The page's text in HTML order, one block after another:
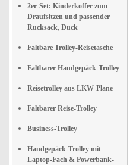
2er-Set: Kinderkoffer zum
Draufsitzen und passender
Rucksack, Duck
Faltbare Trolley-Reisetasche
Faltbarer Handgepäck-Trolley
Reisetrolley aus LKW-Plane
Faltbarer Reise-Trolley
Business-Trolley
Handgepäck-Trolley mit
Laptop-Fach & Powerbank-